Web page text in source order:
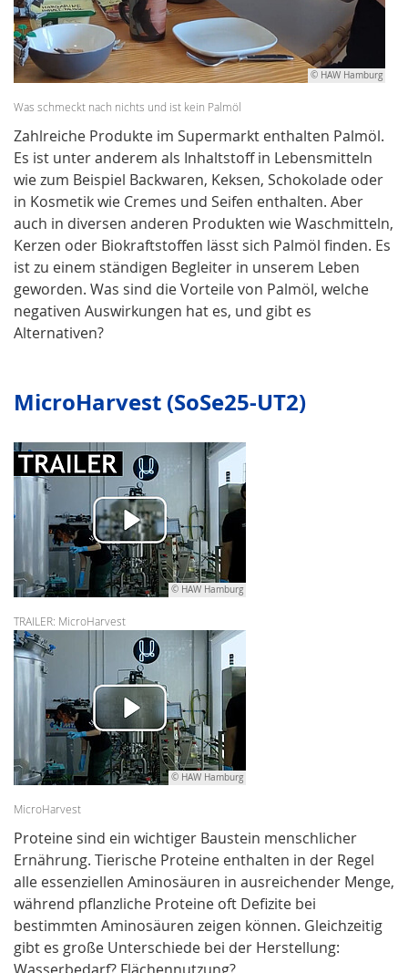
© HAW Hamburg
Was schmeckt nach nichts und ist kein Palmöl
Zahlreiche Produkte im Supermarkt enthalten Palmöl.
Es ist unter anderem als Inhaltstoff in Lebensmitteln
wie zum Beispiel Backwaren, Keksen, Schokolade oder
in Kosmetik wie Cremes und Seifen enthalten. Aber
auch in diversen anderen Produkten wie Waschmitteln,
Kerzen oder Biokraftstoffen lässt sich Palmöl finden. Es
ist zu einem ständigen Begleiter in unserem Leben
geworden. Was sind die Vorteile von Palmöl, welche
negativen Auswirkungen hat es, und gibt es
Alternativen?
MicroHarvest (SoSe25-UT2)
© HAW Hamburg
TRAILER: MicroHarvest
© HAW Hamburg
MicroHarvest
Proteine sind ein wichtiger Baustein menschlicher
Ernährung. Tierische Proteine enthalten in der Regel
alle essenziellen Aminosäuren in ausreichender Menge,
während pflanzliche Proteine oft Defizite bei
bestimmten Aminosäuren zeigen können. Gleichzeitig
gibt es große Unterschiede bei der Herstellung: